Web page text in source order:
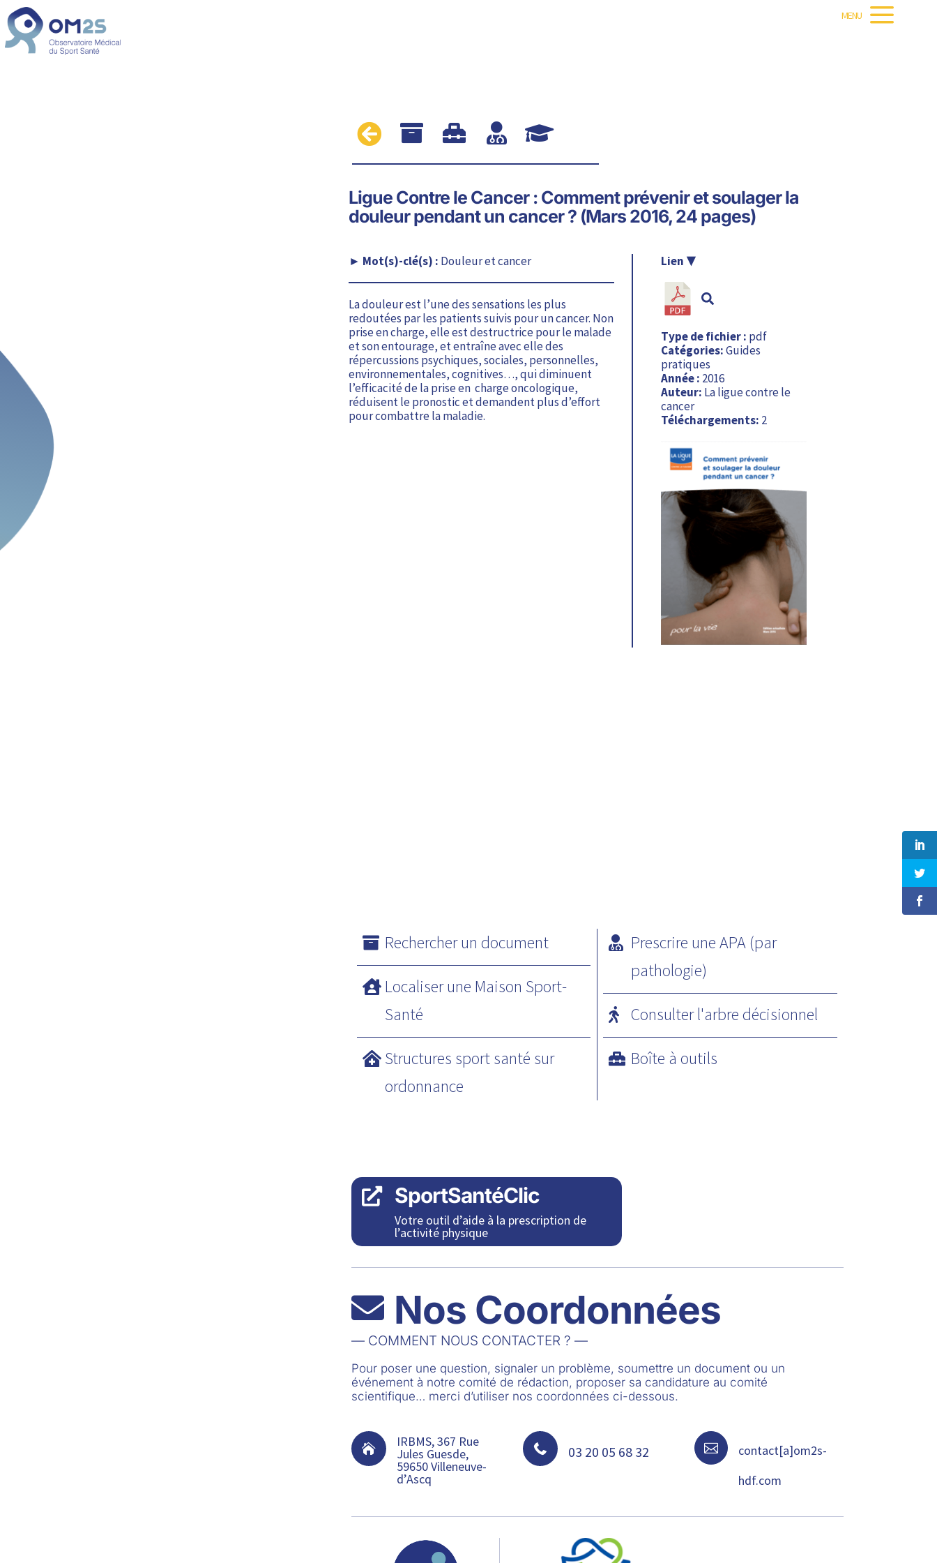
MENU
    
Ligue Contre le Cancer : Comment prévenir et soulager la
douleur pendant un cancer ? (Mars 2016, 24 pages)
Douleur et cancer
La douleur est l’une des sensations les plus
redoutées par les patients suivis pour un cancer. Non
prise en charge, elle est destructrice pour le malade
et son entourage, et entraîne avec elle des
répercussions psychiques, sociales, personnelles,
environnementales, cognitives…, qui diminuent
l’efficacité de la prise en charge oncologique,
réduisent le pronostic et demandent plus d’effort
pour combattre la maladie.
Type de fichier : pdf
Catégories:Guides
pratiques
Année : 2016
Auteur: La ligue contre le
cancer
Téléchargements: 2
Rechercher un document
Localiser une Maison Sport-
Santé
Structures sport santé sur
ordonnance
Prescrire une APA (par
pathologie)
Consulter l'arbre décisionnel
Boîte à outils
 SportSantéClic
Votre outil d’aide à la prescription de
l’activité physique
 Nos Coordonnées
— COMMENT NOUS CONTACTER ? —
Pour poser une question, signaler un problème, soumettre un document ou un
événement à notre comité de rédaction, proposer sa candidature au comité
scientifique… merci d’utiliser nos coordonnées ci-dessous.
 IRBMS, 367 Rue
Jules Guesde,
59650 Villeneuve-
d’Ascq
 03 20 05 68 32 
contact[a]om2s-
hdf.com